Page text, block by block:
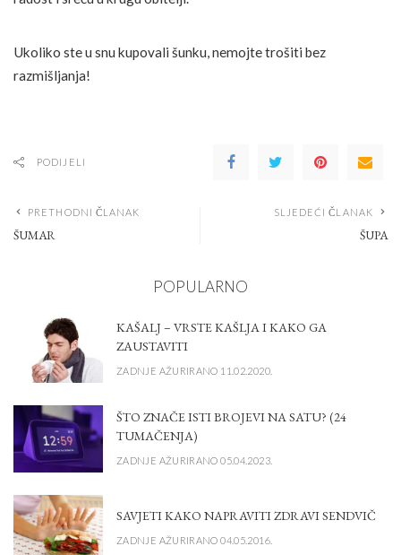
Ukoliko ste u snu kupovali šunku, nemojte trošiti bez
razmišljanja!
PODIJELI
PRETHODNI ČLANAK
ŠUMAR
SLJEDEĆI ČLANAK
ŠUPA
POPULARNO
KAŠALJ – VRSTE KAŠLJA I KAKO GA
ZAUSTAVITI
ZADNJE AŽURIRANO 11.02.2020.
ŠTO ZNAČE ISTI BROJEVI NA SATU? (24
TUMAČENJA)
ZADNJE AŽURIRANO 05.04.2023.
SAVJETI KAKO NAPRAVITI ZDRAVI SENDVIČ
ZADNJE AŽURIRANO 04.05.2016.